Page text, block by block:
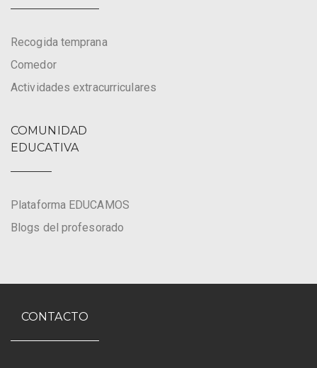
Recogida temprana
Comedor
Actividades extracurriculares
COMUNIDAD
EDUCATIVA
Plataforma EDUCAMOS
Blogs del profesorado
CONTACTO